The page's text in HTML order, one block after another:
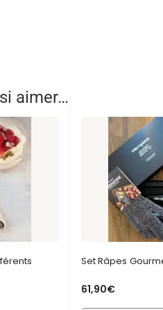
aimer…
Set Râpes
61,90€